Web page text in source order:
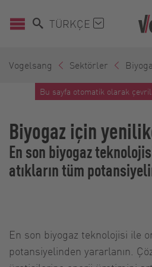
TÜRKÇE
Vogelsang Sektörler
Bu sayfa otomatik olarak
Biyogaz için
En son biyogaz
atıkların tüm
En son biyogaz teknolojisi ile
potansiyelinden yararlanın.